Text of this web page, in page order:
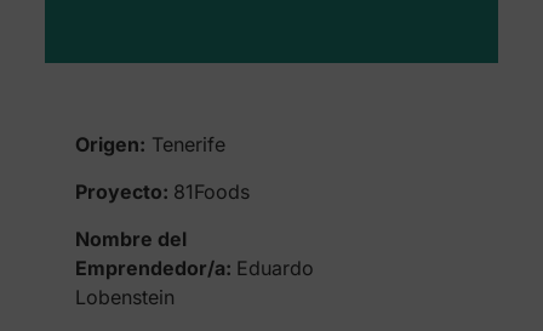
Origen: Tenerife
Proyecto: 81Foods
Nombre del
Emprendedor/a: Eduardo
Lobenstein